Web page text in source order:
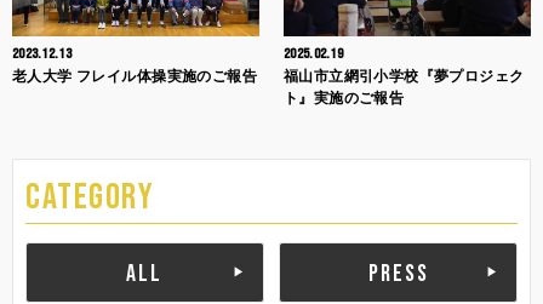
2023.12.13
老人大学 フレイル体操実施のご報告
2025.02.19
福山市立網引小学校『夢プロジェク
ト』実施のご報告
CATEGORY
ALL PRESS